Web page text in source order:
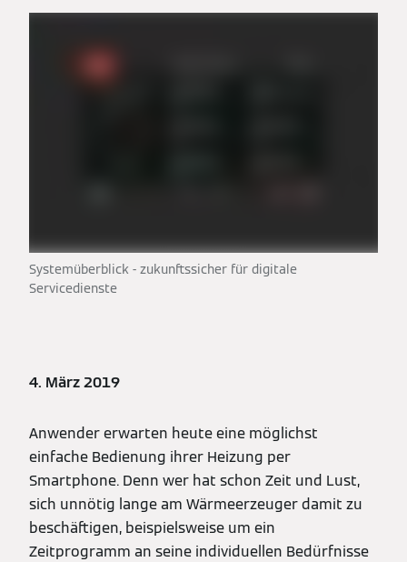
Systemüberblick - zukunftssicher für digitale
Servicedienste
4. März 2019
Anwender erwarten heute eine möglichst
einfache Bedienung ihrer Heizung per
Smartphone. Denn wer hat schon Zeit und Lust,
sich unnötig lange am Wärmeerzeuger damit zu
beschäftigen, beispielsweise um ein
Zeitprogramm an seine individuellen Bedürfnisse